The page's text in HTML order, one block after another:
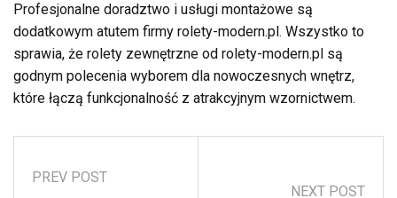
Profesjonalne doradztwo i usługi montażowe są
dodatkowym atutem firmy rolety-modern.pl. Wszystko to
sprawia, że rolety zewnętrzne od rolety-modern.pl są
godnym polecenia wyborem dla nowoczesnych wnętrz,
które łączą funkcjonalność z atrakcyjnym wzornictwem.
PREV POST
NEXT POST